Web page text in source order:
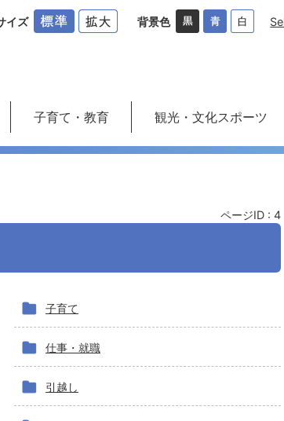
イズ 背景色
子育て・教育 観光・文化スポーツ
ページID : 4
子育て
仕事・就職
引越し